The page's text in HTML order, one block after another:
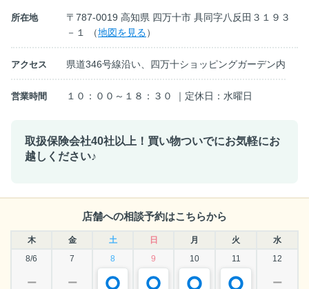
所在地
〒787-0019 高知県 四万十市 具同字八反田３１９３
－１ （地図を見る）
アクセス 県道346号線沿い、四万十ショッピングガーデン内
営業時間 １０：００～１８：３０ ｜定休日：水曜日
取扱保険会社40社以上！買い物ついでにお気軽にお
越しください♪
店舗への相談予約はこちらから
木 金 土 日 月 火
水
8/6
7 8 9 10 11 12
ー ー ー